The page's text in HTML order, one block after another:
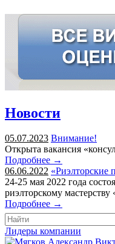
Новости
05.07.2023 Внимание!
Открыта вакансия
Подробнее →
06.06.2022 «Риэлторские
24-25 мая 2022 года
риэлторскому
Подробнее →
Лидеры компании